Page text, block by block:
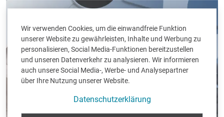
Wir verwenden Cookies, um die einwandfreie Funktion
unserer Website zu gewährleisten, Inhalte und Werbung zu
personalisieren, Social Media-Funktionen bereitzustellen
und unseren Datenverkehr zu analysieren. Wir informieren
auch unsere Social Media-, Werbe- und Analysepartner
über Ihre Nutzung unserer Website.
Datenschutzerklärung
In der Stammdatei vom Artikel wurde in der Tabelle der
die Lieferanten des Barcodes zu erfassen, hinzugefügt. Bei den
Etiketten-Ausdrucken kann auf die neuen Felder gefiltert
werden.